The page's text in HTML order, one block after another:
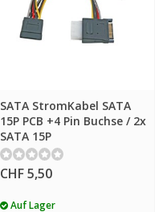
SATA StromKabel SATA
15P PCB +4 Pin Buchse / 2x
SATA 15P
CHF 5,50
Auf Lager